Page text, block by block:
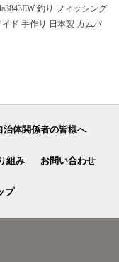
釣り フィッシング
ド 手作り 日本製 カムパ
治体関係者の皆様へ
組み お問い合わせ
プ